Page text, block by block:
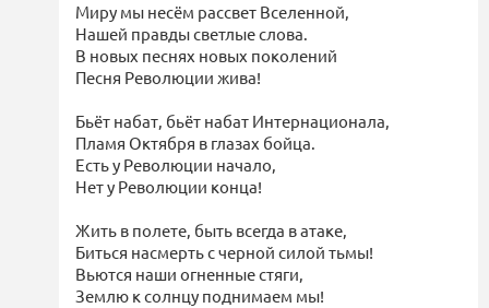
Миру мы несём рассвет Вселенной,
Нашей правды светлые слова.
В новых песнях новых поколений
Песня Революции жива!
Бьёт набат, бьёт набат Интернационала,
Пламя Октября в глазах бойца.
Есть у Революции начало,
Нет у Революции конца!
Жить в полете, быть всегда в атаке,
Биться насмерть с черной силой тьмы!
Вьются наши огненные стяги,
Землю к солнцу поднимаем мы!